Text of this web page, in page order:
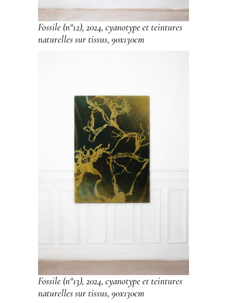
Fossile (n°12), 2024, cyanotype et teintures
naturelles sur tissus, 90x130cm
Fossile (n°13), 2024, cyanotype et teintures
naturelles sur tissus, 90x130cm